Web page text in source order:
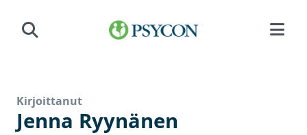
Kirjoittanut
Jenna Ryynänen